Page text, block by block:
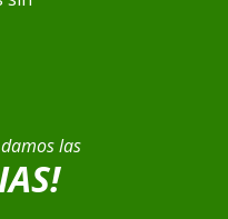
las